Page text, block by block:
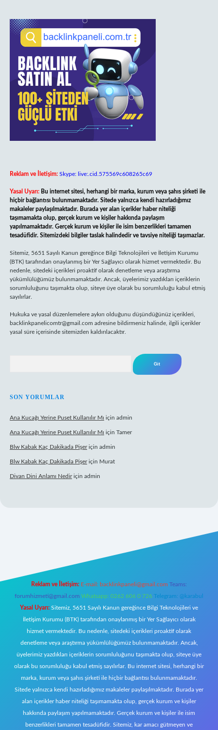
Reklam ve İletişim: Skype: live:.cid.575569c608265c69
Yasal Uyarı: Bu internet sitesi, herhangi bir marka, kurum veya şahıs şirketi ile
hiçbir bağlantısı bulunmamaktadır. Sitede yalnızca kendi hazırladığımız
makaleler paylaşılmaktadır. Burada yer alan içerikler haber niteliği
taşımamakta olup, gerçek kurum ve kişiler hakkında paylaşım
yapılmamaktadır. Gerçek kurum ve kişiler ile isim benzerlikleri tamamen
tesadüfidir. Sitemizdeki bilgiler taslak halindedir ve tavsiye niteliği taşımazlar.
Sitemiz, 5651 Sayılı Kanun gereğince Bilgi Teknolojileri ve İletişim Kurumu
(BTK) tarafından onaylanmış bir Yer Sağlayıcı olarak hizmet vermektedir. Bu
nedenle, sitedeki içerikleri proaktif olarak denetleme veya araştırma
yükümlülüğümüz bulunmamaktadır. Ancak, üyelerimiz yazdıkları içeriklerin
sorumluluğunu taşımakta olup, siteye üye olarak bu sorumluluğu kabul etmiş
sayılırlar.
Hukuka ve yasal düzenlemelere aykırı olduğunu düşündüğünüz içerikleri,
backlinkpanelicomtr@gmail.com adresine bildirmeniz halinde, ilgili içerikler
yasal süre içerisinde sitemizden kaldırılacaktır.
SON YORUMLAR
Ana Kucağı Yerine Puset Kullanılır Mı için admin
Ana Kucağı Yerine Puset Kullanılır Mı için Tamer
Blw Kabak Kaç Dakikada Pişeriçin admin
Blw Kabak Kaç Dakikada Pişeriçin Murat
Divan Dini Anlamı Nediriçin admin
Reklam ve İletişim: E-mail: backlinkpaneli@gmail.com Teams:
forumhizmeti@gmail.com Whatsapp: 0262 606 0 726 Telegram: @karabul
Yasal Uyarı: Sitemiz, 5651 Sayılı Kanun gereğince Bilgi Teknolojileri ve
İletişim Kurumu (BTK) tarafından onaylanmış bir Yer Sağlayıcı olarak
hizmet vermektedir. Bu nedenle, sitedeki içerikleri proaktif olarak
denetleme veya araştırma yükümlülüğümüz bulunmamaktadır. Ancak,
üyelerimiz yazdıkları içeriklerin sorumluluğunu taşımakta olup, siteye üye
olarak bu sorumluluğu kabul etmiş sayılırlar. Bu internet sitesi, herhangi bir
marka, kurum veya şahıs şirketi ile hiçbir bağlantısı bulunmamaktadır.
Sitede yalnızca kendi hazırladığımız makaleler paylaşılmaktadır. Burada yer
alan içerikler haber niteliği taşımamakta olup, gerçek kurum ve kişiler
hakkında paylaşım yapılmamaktadır. Gerçek kurum ve kişiler ile isim
benzerlikleri tamamen tesadüfidir. Sitemiz, kar amacı gütmeyen ve